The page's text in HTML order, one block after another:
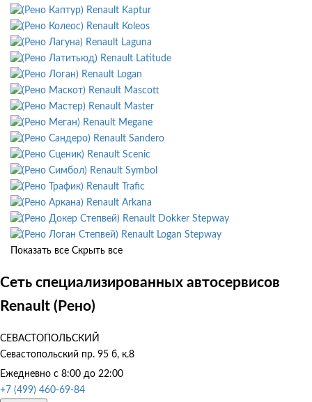
Renault Kaptur
Renault Koleos
Renault Laguna
Renault Latitude
Renault Logan
Renault Mascott
Renault Master
Renault Megane
Renault Sandero
Renault Scenic
Renault Symbol
Renault Trafic
Renault Arkana
Renault Dokker Stepway
Renault Logan Stepway
Показать все Скрыть все
Сеть специализированных автосервисов
Renault (Рено)
СЕВАСТОПОЛЬСКИЙ
Севастопольский пр. 95 б, к.8
Ежедневно с 8:00 до 22:00
+7 (499) 460-69-84